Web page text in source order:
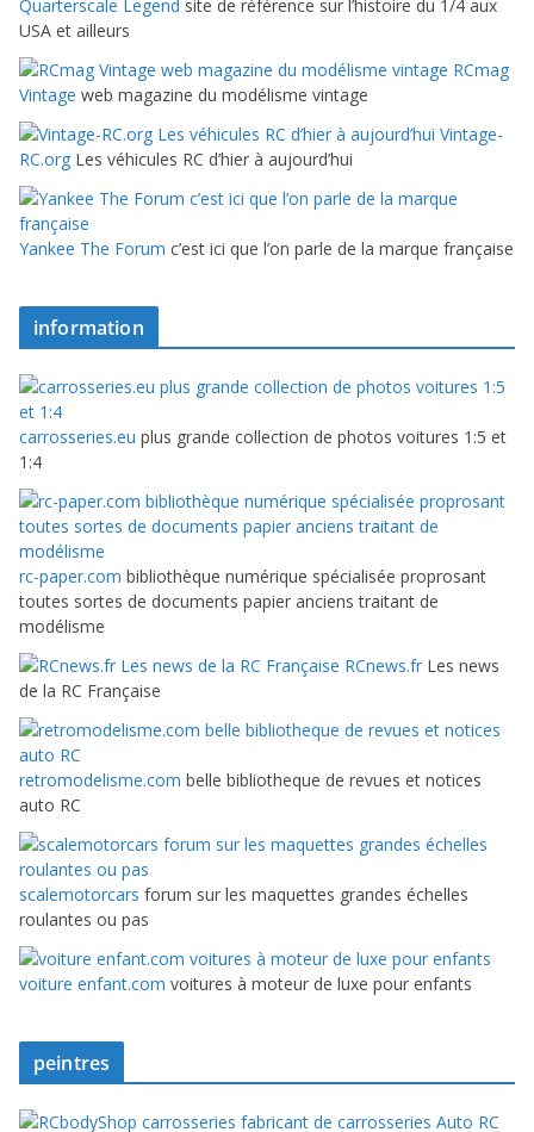
Quarterscale Legend site de référence sur l’histoire du 1/4 aux
USA et ailleurs
RCmag
Vintage web magazine du modélisme vintage
Vintage-
RC.org Les véhicules RC d’hier à aujourd’hui
Yankee The Forum c’est ici que l’on parle de la marque française
information
carrosseries.eu plus grande collection de photos voitures 1:5 et
1:4
rc-paper.com bibliothèque numérique spécialisée proprosant
toutes sortes de documents papier anciens traitant de
modélisme
RCnews.fr Les news
de la RC Française
retromodelisme.com belle bibliotheque de revues et notices
auto RC
scalemotorcars forum sur les maquettes grandes échelles
roulantes ou pas
voiture enfant.com voitures à moteur de luxe pour enfants
peintres